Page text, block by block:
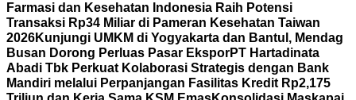
Farmasi dan Kesehatan Indonesia Raih Potensi
Transaksi Rp34 Miliar di Pameran Kesehatan Taiwan
2026Kunjungi UMKM di Yogyakarta dan Bantul, Mendag
Busan Dorong Perluas Pasar EksporPT Hartadinata
Abadi Tbk Perkuat Kolaborasi Strategis dengan Bank
Mandiri melalui Perpanjangan Fasilitas Kredit Rp2,175